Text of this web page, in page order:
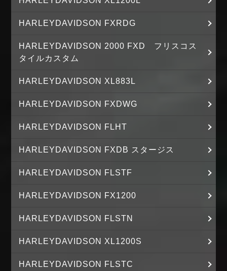
HARLEYDAVIDSON FXRDG
HARLEYDAVIDSON 2000 FXD フリスコス
タイルカスタム
HARLEYDAVIDSON XL883L
HARLEYDAVIDSON FXDWG
HARLEYDAVIDSON FLHT
HARLEYDAVIDSON FXDB スタージス
HARLEYDAVIDSON FLSTF
HARLEYDAVIDSON FX1200
HARLEYDAVIDSON FLSTN
HARLEYDAVIDSON XL1200S
HARLEYDAVIDSON FLSTC